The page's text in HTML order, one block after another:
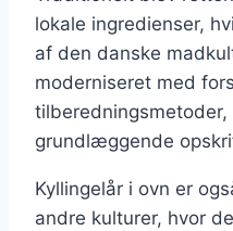
lokale ingredienser,
af den danske
moderniseret med
tilberedningsmetoder,
grundlæggende
Kyllingelår i ovn er
andre kulturer, hvor